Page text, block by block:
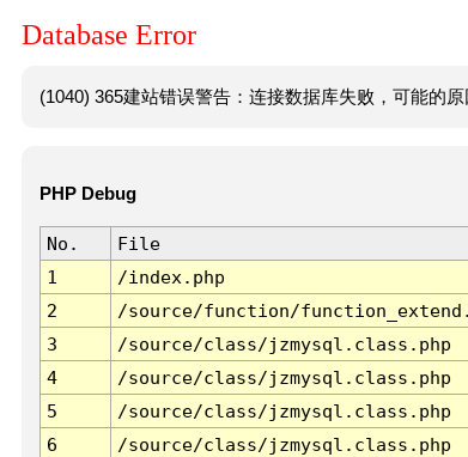
Database Error
(1040) 365建站错误警告：连接数据库失败，可能的
PHP Debug
No. File
1
/index.php
2
/source/function/
3
/source/class/jzmysql.class.php
4
/source/class/jzmysql.class.php
5
/source/class/jzmysql.class.php
6
/source/class/jzmysql.class.php